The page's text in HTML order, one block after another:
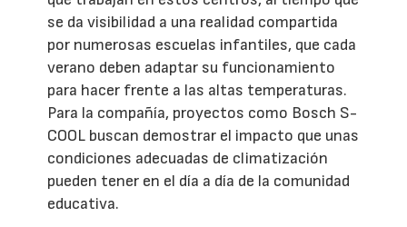
se da visibilidad a una realidad compartida
por numerosas escuelas infantiles, que cada
verano deben adaptar su funcionamiento
para hacer frente a las altas temperaturas.
Para la compañía, proyectos como Bosch S-
COOL buscan demostrar el impacto que unas
condiciones adecuadas de climatización
pueden tener en el día a día de la comunidad
educativa.